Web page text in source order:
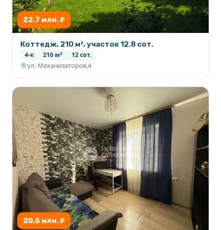
22.7 млн. ₽
Коттедж, 210 м², участок 12.8 сот.
4-к 210 м² 12 сот.
ул. Механизаторов,4
20.5 млн. ₽